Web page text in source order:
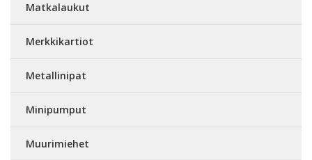
Matkalaukut
Merkkikartiot
Metallinipat
Minipumput
Muurimiehet